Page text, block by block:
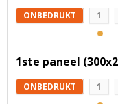
ONBEDRUKT 1
1ste paneel
ONBEDRUKT 1